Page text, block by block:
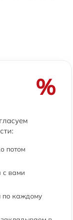
%
потом
с вами
по каждому